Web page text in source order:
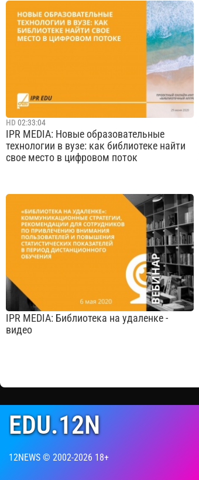
IPR MEDIA — крупнейший разработчик
интегрированных IT-решений для
образования и науки, с 2005 года —
издательство образовательной литературы,
образовательного контента в цифровом
HD 02:33:04
IPR MEDIA: Новые образовательные
технологии в вузе: как библиотеке найти
свое место в цифровом поток
Группа компаний IPR MEDIA — крупнейший
разработчик интегрированных IT-решений
для образования и науки, с 2005 года —
издательство образовательной литературы,
с 2010 года — агрегатор научно-
образовательного контента в цифро...
Cмотреть видео
IPR MEDIA: Библиотека на удаленке -
видео
работы сотрудников библиотеки,
использованию различных онлайн-методов
по привлечению читательской аудитории и
повышению статистических показателей.
Cмотреть видео
EDU.12N
12NEWS © 2002-2026 18+